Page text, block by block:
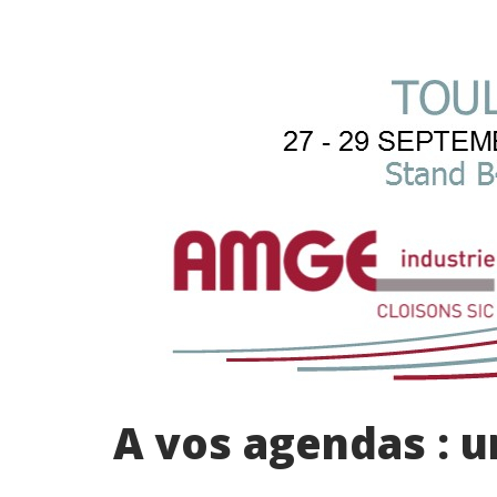
A vos agendas :